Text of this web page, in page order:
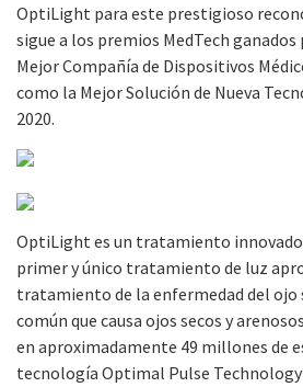
OptiLight para este prestigioso
sigue a los premios MedTech
Mejor Compañía de Dispositivos
como la Mejor Solución de Nueva
2020.
OptiLight es un tratamiento
primer y único tratamiento de luz
tratamiento de la enfermedad del ojo
común que causa ojos secos y
en aproximadamente 49 millones de
tecnología Optimal Pulse